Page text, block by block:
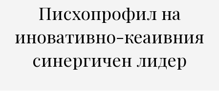
Писхопрофил на
иновативно-кеаивния
синергичен лидер